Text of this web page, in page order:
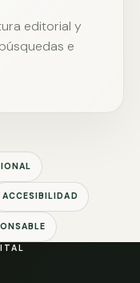
editorial y
e
ACCESIBILIDAD